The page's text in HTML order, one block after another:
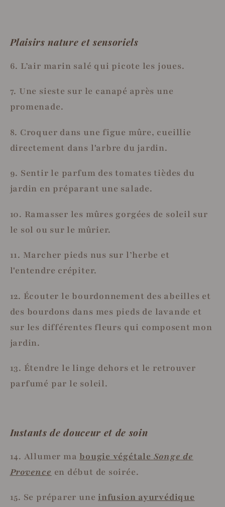
Plaisirs nature et sensoriels
6. L’air marin salé qui picote les joues.
7. Une sieste sur le canapé après une
promenade.
8. Croquer dans une figue mûre, cueillie
directement dans l'arbre du jardin.
9. Sentir le parfum des tomates tièdes du
jardin en préparant une salade.
10. Ramasser les mûres gorgées de soleil sur
le sol ou sur le mûrier.
11. Marcher pieds nus sur l’herbe et
l'entendre crépiter.
12. Écouter le bourdonnement des abeilles et
des bourdons dans mes pieds de lavande et
sur les différentes fleurs qui composent mon
jardin.
13. Étendre le linge dehors et le retrouver
parfumé par le soleil.
Instants de douceur et de soin
14. Allumer ma bougie végétale Songe de
Provence en début de soirée.
15. Se préparer uneinfusion ayurvédique